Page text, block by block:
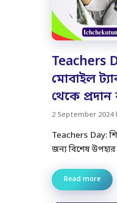
Teachers
মোবাইল
থেকে
2 September 2024
Teachers Day:
জন্য বিশেষ
Read more